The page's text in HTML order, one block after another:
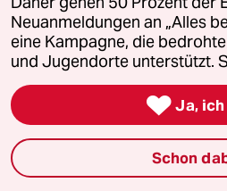
recherchefonds ausland
panterstiftung
panterpreis 2026
Neuanmeldungen an „Alles
eine Kampagne, die
und Jugendorte unterstützt.
 Ja,
Schon